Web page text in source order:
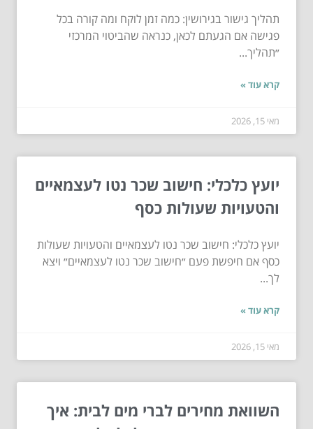
תהליך גישור בגירושין: כמה זמן לוקח ומה קורה בכל
פגישה אם הגעתם לכאן, כנראה שהביטוי המרכזי
״תהליך...
קרא עוד »
מאי 15, 2026
יועץ כלכלי: חישוב שכר נטו לעצמאיים
והטעויות שעולות כסף
יועץ כלכלי: חישוב שכר נטו לעצמאיים והטעויות שעולות
כסף אם חיפשת פעם ״חישוב שכר נטו לעצמאיים״ ויצא
לך...
קרא עוד »
מאי 15, 2026
השוואת מחירים לברי מים לבית: איך